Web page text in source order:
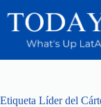
contenido
Etiqueta Líder del